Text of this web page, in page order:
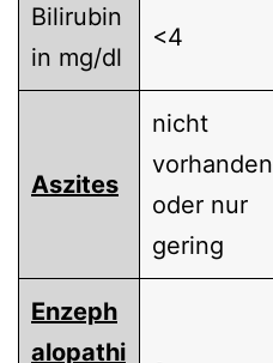
Bilirubin
in mg/dl
<4
Aszites
nicht
vorhanden
oder nur
gering
Enzeph
alopathi